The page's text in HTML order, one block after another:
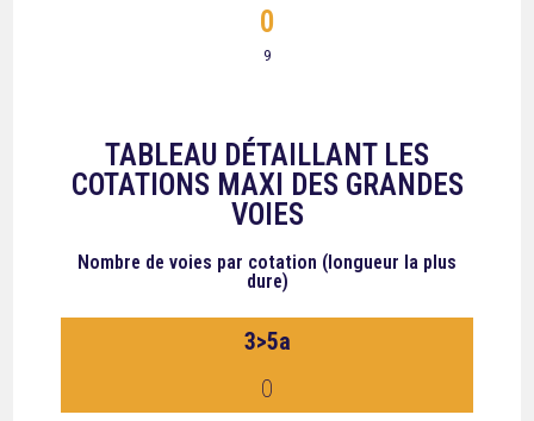
9
0
TABLEAU DÉTAILLANT LES
COTATIONS MAXI DES GRANDES
VOIES
Nombre de voies par cotation (longueur la plus
dure)
3>5a
0